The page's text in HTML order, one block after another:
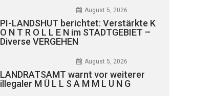
August 5, 2026
PI-LANDSHUT berichtet: Verstärkte K
O N T R O L L E N im STADTGEBIET –
Diverse VERGEHEN
August 5, 2026
LANDRATSAMT warnt vor weiterer
illegaler M Ü L L S A M M L U N G